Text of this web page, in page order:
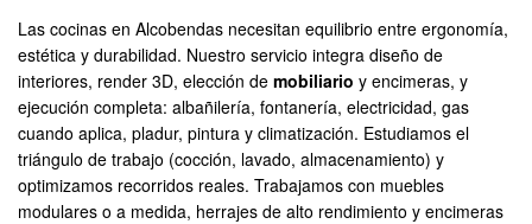
Las cocinas en Alcobendas necesitan equilibrio entre ergonomía,
estética y durabilidad. Nuestro servicio integra diseño de
interiores, render 3D, elección de mobiliario y encimeras, y
ejecución completa: albañilería, fontanería, electricidad, gas
cuando aplica, pladur, pintura y climatización. Estudiamos el
triángulo de trabajo (cocción, lavado, almacenamiento) y
optimizamos recorridos reales. Trabajamos con muebles
modulares o a medida, herrajes de alto rendimiento y encimeras